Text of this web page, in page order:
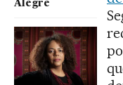
Alegre